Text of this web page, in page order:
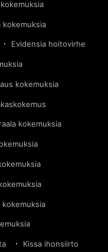
kokemuksia
Evidensia hoitovirhe
kokemuksia
kokemuksia
kokemuksia
Kissa ihonsiirto